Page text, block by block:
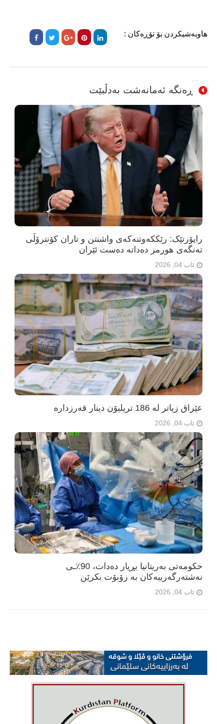
هاوبەشیکردن بۆ تۆڕەکان :
ڕەنگە ئەمانەشت بەدڵبێت
راپۆرتێک: رێککەوتنەکەی واشنتن و تاران کۆنترۆڵی
تەنگەی هورمز دەداتە دەست ئێران
ئاب 04, 2026
عێراق زیاتر لە 186 تریلیۆن دینار قەرزدارە
ئاب 04, 2026
حکومەتی بەریتانیا بڕیار دەدات، 90٪ـی
نەشتەرگەرییەکان بە رۆبۆت بکرێن
ئاب 04, 2026